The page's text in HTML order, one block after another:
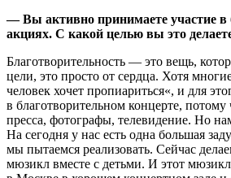
— Вы активно принимаете участие в
акциях. С какой целью вы это
Благотворительность — это вещь,
цели, это просто от сердца. Хотя
человек хочет пропиариться«, и для
в благотворительном концерте, потому
пресса, фотографы, телевидение. Но
На сегодня у нас есть одна большая
мы пытаемся реализовать. Сейчас
мюзикл вместе с детьми. И этот